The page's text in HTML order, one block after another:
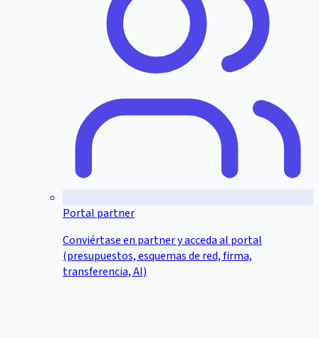
Portal partner
Conviértase en partner y acceda al portal
(presupuestos, esquemas de red, firma,
transferencia, AI)